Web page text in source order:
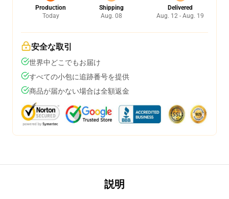
Production
Today
Shipping
Aug. 08
Delivered
Aug. 12 - Aug. 19
安全な取引
世界中どこでもお届け
すべての小包に追跡番号を提供
商品が届かない場合は全額返金
説明